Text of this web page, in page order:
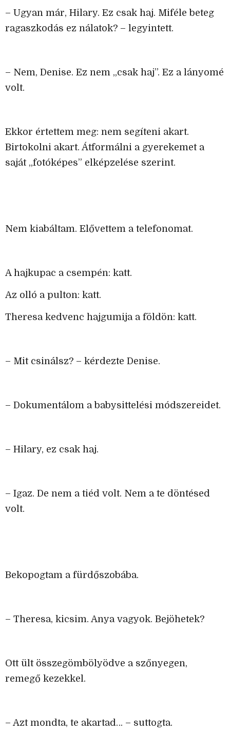
– Ugyan már, Hilary. Ez csak haj. Miféle beteg
ragaszkodás ez nálatok? – legyintett.
– Nem, Denise. Ez nem „csak haj”. Ez a lányomé
volt.
Ekkor értettem meg: nem segíteni akart.
Birtokolni akart. Átformálni a gyerekemet a
saját „fotóképes” elképzelése szerint.
Nem kiabáltam. Elővettem a telefonomat.
A hajkupac a csempén: katt.
Az olló a pulton: katt.
Theresa kedvenc hajgumija a földön: katt.
– Mit csinálsz? – kérdezte Denise.
– Dokumentálom a babysittelési módszereidet.
– Hilary, ez csak haj.
– Igaz. De nem a tiéd volt. Nem a te döntésed
volt.
Bekopogtam a fürdőszobába.
– Theresa, kicsim. Anya vagyok. Bejöhetek?
Ott ült összegömbölyödve a szőnyegen,
remegő kezekkel.
– Azt mondta, te akartad… – suttogta.